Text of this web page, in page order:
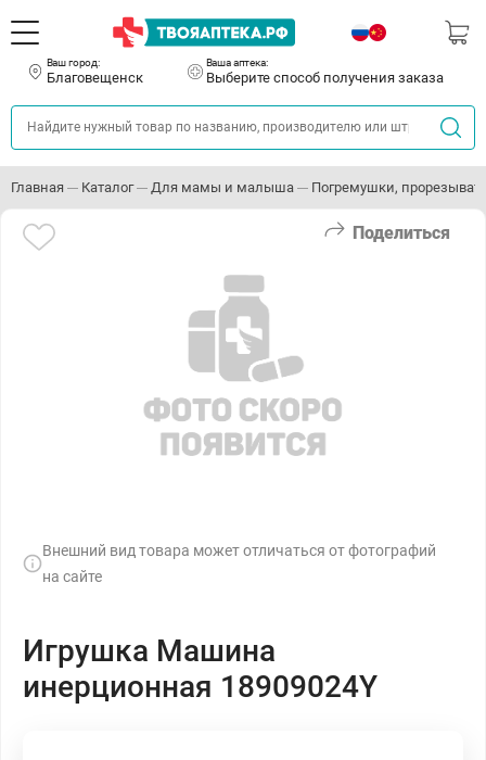
Ваш город:
Благовещенск
Ваша аптека:
Выберите способ получения заказа
Главная Каталог Для мамы и малыша Погремушки,
Поделиться
Внешний вид товара может отличаться от фотографий
на сайте
Игрушка Машина
инерционная 18909024Y